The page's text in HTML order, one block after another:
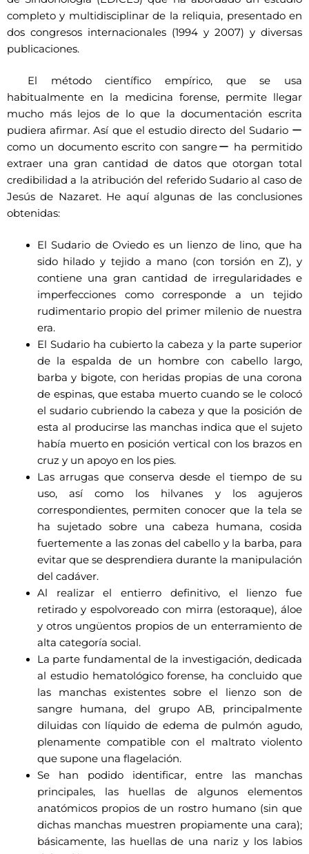
completo y multidisciplinar de la reliquia, presentado en
dos congresos internacionales (1994 y 2007) y diversas
publicaciones.
El método científico empírico, que se usa
habitualmente en la medicina forense, permite llegar
mucho más lejos de lo que la documentación escrita
pudiera afirmar. Así que el estudio directo del Sudario ー
como un documento escrito con sangreー ha permitido
extraer una gran cantidad de datos que otorgan total
credibilidad a la atribución del referido Sudario al caso de
Jesús de Nazaret. He aquí algunas de las conclusiones
obtenidas:
El Sudario de Oviedo es un lienzo de lino, que ha
sido hilado y tejido a mano (con torsión en Z), y
contiene una gran cantidad de irregularidades e
imperfecciones como corresponde a un tejido
rudimentario propio del primer milenio de nuestra
era.
El Sudario ha cubierto la cabeza y la parte superior
de la espalda de un hombre con cabello largo,
barba y bigote, con heridas propias de una corona
de espinas, que estaba muerto cuando se le colocó
el sudario cubriendo la cabeza y que la posición de
esta al producirse las manchas indica que el sujeto
había muerto en posición vertical con los brazos en
cruz y un apoyo en los pies.
Las arrugas que conserva desde el tiempo de su
uso, así como los hilvanes y los agujeros
correspondientes, permiten conocer que la tela se
ha sujetado sobre una cabeza humana, cosida
fuertemente a las zonas del cabello y la barba, para
evitar que se desprendiera durante la manipulación
del cadáver.
Al realizar el entierro definitivo, el lienzo fue
retirado y espolvoreado con mirra (estoraque), áloe
y otros ungüentos propios de un enterramiento de
alta categoría social.
La parte fundamental de la investigación, dedicada
al estudio hematológico forense, ha concluido que
las manchas existentes sobre el lienzo son de
sangre humana, del grupo AB, principalmente
diluidas con líquido de edema de pulmón agudo,
plenamente compatible con el maltrato violento
que supone una flagelación.
Se han podido identificar, entre las manchas
principales, las huellas de algunos elementos
anatómicos propios de un rostro humano (sin que
dichas manchas muestren propiamente una cara);
básicamente, las huellas de una nariz y los labios